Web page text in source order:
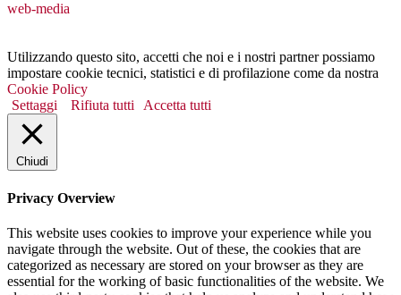
web-media
Utilizzando questo sito, accetti che noi e i nostri partner possiamo
impostare cookie tecnici, statistici e di profilazione come da nostra
Cookie Policy
Settaggi
Rifiuta tutti Accetta tutti
Chiudi
Privacy Overview
This website uses cookies to improve your experience while you
navigate through the website. Out of these, the cookies that are
categorized as necessary are stored on your browser as they are
essential for the working of basic functionalities of the website. We